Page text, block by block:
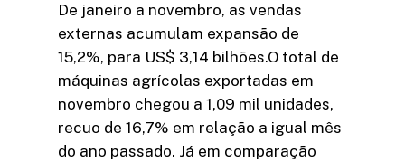
De janeiro a novembro, as vendas
externas acumulam expansão de
15,2%, para US$ 3,14 bilhões.O total de
máquinas agrícolas exportadas em
novembro chegou a 1,09 mil unidades,
recuo de 16,7% em relação a igual mês
do ano passado. Já em comparação